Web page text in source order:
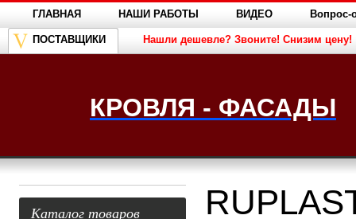
ГЛАВНАЯ НАШИ РАБОТЫ ВИДЕО Вопрос-
ПОСТАВЩИКИ Нашли дешевле? Звоните! Снизим цену!
КРОВЛЯ - ФАСАДЫ
Каталог товаров